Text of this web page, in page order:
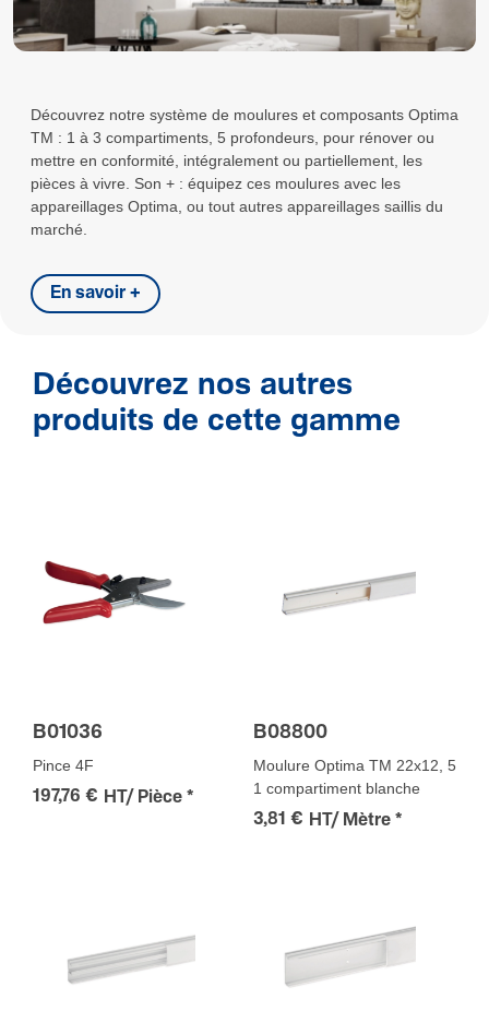
Découvrez notre système de moulures et composants Optima
TM : 1 à 3 compartiments, 5 profondeurs, pour rénover ou
mettre en conformité, intégralement ou partiellement, les
pièces à vivre. Son + : équipez ces moulures avec les
appareillages Optima, ou tout autres appareillages saillis du
marché.
En savoir +
Découvrez nos autres
produits de cette gamme
B01036
Pince 4F
197,76 € HT/ Pièce *
B08800
Moulure Optima TM 22x12, 5
1 compartiment blanche
3,81 € HT/ Mètre *